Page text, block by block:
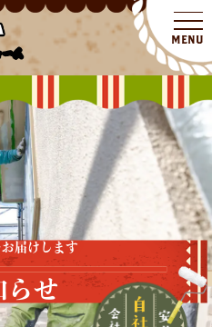
ーム
届けします
らせ